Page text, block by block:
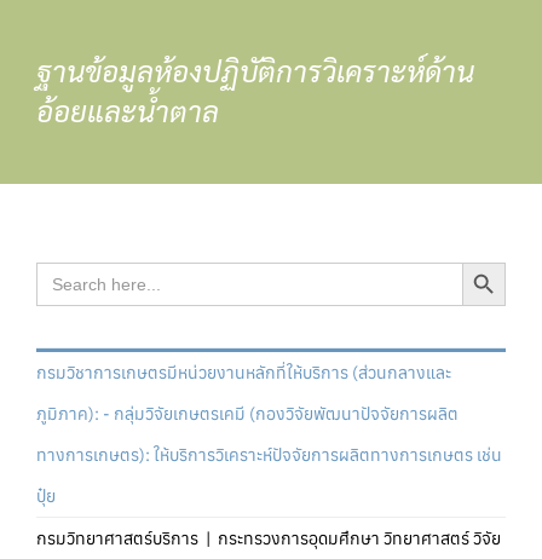
contentฐานข้อมูลห้องปฏิบัติการวิเคราะห์ด้าน
อ้อยและน้ำตาล
Search
for:
Search Button
กรมวิชาการเกษตรมีหน่วยงานหลักที่ให้บริการ (ส่วนกลางและ
ภูมิภาค): - กลุ่มวิจัยเกษตรเคมี (กองวิจัยพัฒนาปัจจัยการผลิต
ทางการเกษตร): ให้บริการวิเคราะห์ปัจจัยการผลิตทางการเกษตร เช่น
ปุ๋ย
กรมวิทยาศาสตร์บริการ | กระทรวงการอุดมศึกษา วิทยาศาสตร์ วิจัย